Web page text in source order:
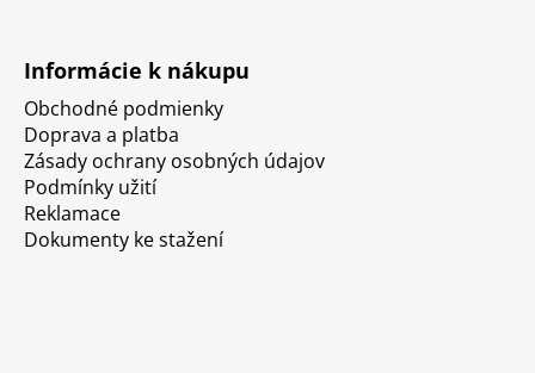
Informácie k nákupu
Obchodné podmienky
Doprava a platba
Zásady ochrany osobných údajov
Podmínky užití
Reklamace
Dokumenty ke stažení